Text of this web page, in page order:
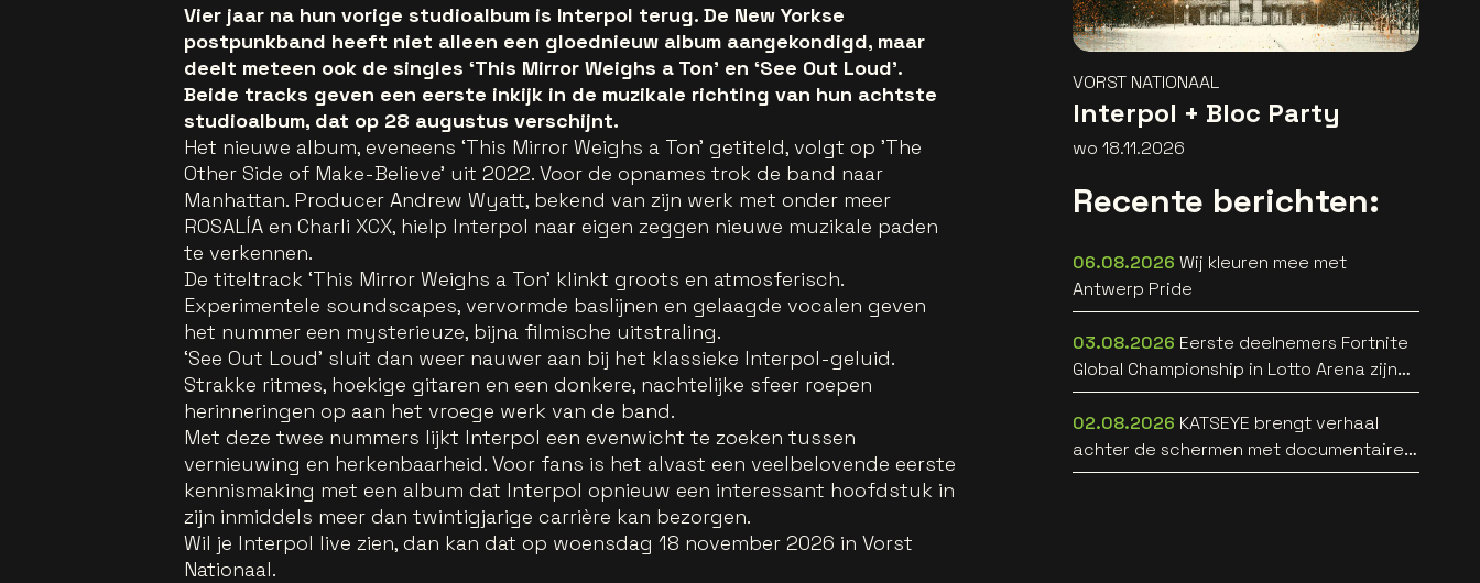
Vier jaar na hun vorige studioalbum is Interpol terug. De New Yorkse
postpunkband heeft niet alleen een gloednieuw album aangekondigd, maar
deelt meteen ook de singles ‘This Mirror Weighs a Ton’ en ‘See Out Loud’.
Beide tracks geven een eerste inkijk in de muzikale richting van hun achtste
studioalbum, dat op 28 augustus verschijnt.
Het nieuwe album, eveneens ‘This Mirror Weighs a Ton' getiteld, volgt op 'The
Other Side of Make-Believe’ uit 2022. Voor de opnames trok de band naar
Manhattan. Producer Andrew Wyatt, bekend van zijn werk met onder meer
ROSALÍA en Charli XCX, hielp Interpol naar eigen zeggen nieuwe muzikale paden
te verkennen.
De titeltrack ‘This Mirror Weighs a Ton’ klinkt groots en atmosferisch.
Experimentele soundscapes, vervormde baslijnen en gelaagde vocalen geven
het nummer een mysterieuze, bijna filmische uitstraling.
‘See Out Loud’ sluit dan weer nauwer aan bij het klassieke Interpol-geluid.
Strakke ritmes, hoekige gitaren en een donkere, nachtelijke sfeer roepen
herinneringen op aan het vroege werk van de band.
Met deze twee nummers lijkt Interpol een evenwicht te zoeken tussen
vernieuwing en herkenbaarheid. Voor fans is het alvast een veelbelovende eerste
kennismaking met een album dat Interpol opnieuw een interessant hoofdstuk in
zijn inmiddels meer dan twintigjarige carrière kan bezorgen.
Wil je Interpol live zien, dan kan dat op woensdag 18 november 2026 in Vorst
Nationaal.
VORST NATIONAAL
Interpol + Bloc Party
wo 18.11.2026
Recente berichten:
06.08.2026 Wij kleuren mee met
Antwerp Pride
03.08.2026 Eerste deelnemers Fortnite
Global Championship in Lotto Arena zijn
bekend
02.08.2026 KATSEYE brengt verhaal
achter de schermen met documentaire
WILD HEARTS [trailer]